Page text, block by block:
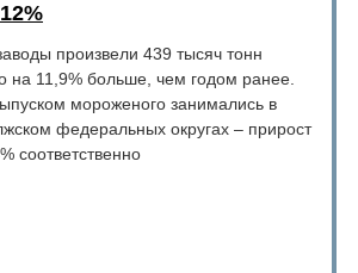
произвели 439 тысяч тонн
на 11,9% больше, чем годом ранее.
мороженого занимались в
федеральных округах – прирост
соответственно